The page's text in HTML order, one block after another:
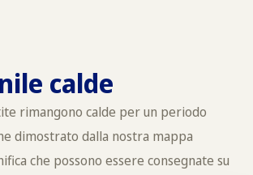
calde
rimangono calde per un periodo
dimostrato dalla nostra mappa
che possono essere consegnate su